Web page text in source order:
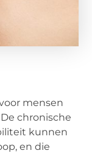
mensen
De chronische
kunnen
en die